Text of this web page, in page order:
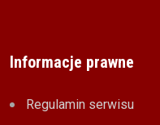
Informacje prawne
Regulamin serwisu